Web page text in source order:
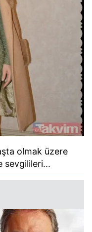
olmak üzere
sevgilileri...